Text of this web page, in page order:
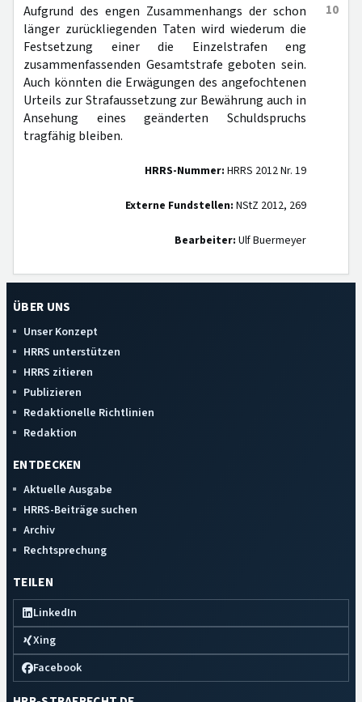
10
Aufgrund des engen Zusammenhangs der schon
länger zurückliegenden Taten wird wiederum die
Festsetzung einer die Einzelstrafen eng
zusammenfassenden Gesamtstrafe geboten sein.
Auch könnten die Erwägungen des angefochtenen
Urteils zur Strafaussetzung zur Bewährung auch in
Ansehung eines geänderten Schuldspruchs
tragfähig bleiben.
HRRS-Nummer: HRRS 2012 Nr. 19
Externe Fundstellen: NStZ 2012, 269
Bearbeiter: Ulf Buermeyer
ÜBER UNS
Unser Konzept
HRRS unterstützen
HRRS zitieren
Publizieren
Redaktionelle Richtlinien
Redaktion
ENTDECKEN
Aktuelle Ausgabe
HRRS-Beiträge suchen
Archiv
Rechtsprechung
TEILEN
LinkedIn
Xing
Facebook